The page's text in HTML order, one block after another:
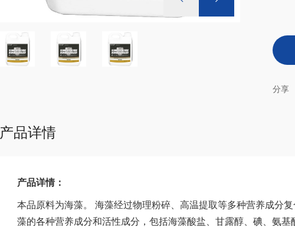
分享
产品详情
产品详情：
本品原料为海藻。 海藻经过物理粉碎、高温提取等多种营养成分
藻的各种营养成分和活性成分，包括海藻酸盐、甘露醇、碘、氨